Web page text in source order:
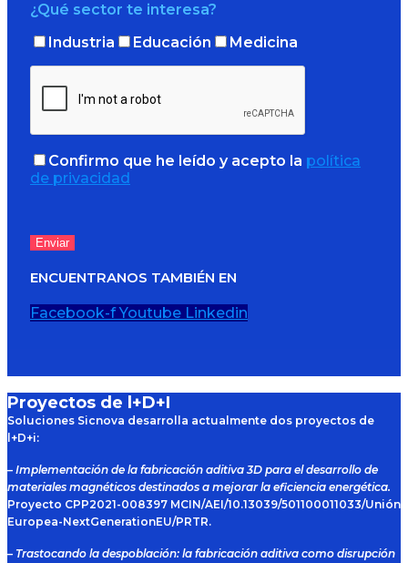
¿Qué sector te interesa?
Industria
Educación Medicina
Confirmo que he leído y acepto la política
de privacidad
ENCUENTRANOS TAMBIÉN EN
Facebook-f Youtube Linkedin
Proyectos de l+D+I
Soluciones Sicnova desarrolla actualmente dos proyectos de
l+D+i:
– Implementación de la fabricación aditiva 3D para el desarrollo de
materiales magnéticos destinados a mejorar la eficiencia energética.
Proyecto CPP2021-008397 MCIN/AEI/10.13039/501100011033/Unión
Europea-NextGenerationEU/PRTR.
– Trastocando la despoblación: la fabricación aditiva como disrupción